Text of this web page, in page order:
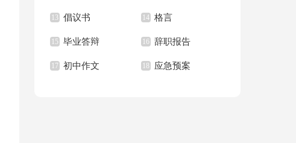
篇 讲稿汇总八篇
13 倡议书 14 格言
15 毕业答辩 16 辞职报告
17 初中作文 18 应急预案